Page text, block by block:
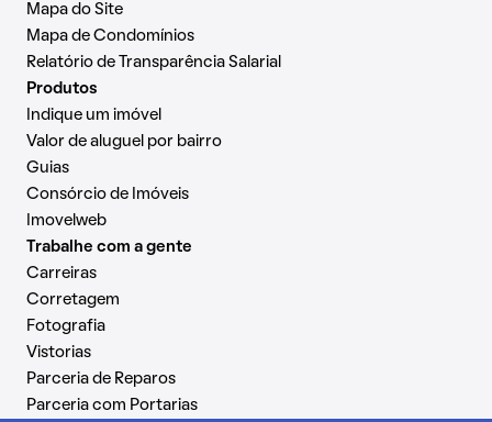
Mapa do Site
Mapa de Condomínios
Relatório de Transparência Salarial
Produtos
Indique um imóvel
Valor de aluguel por bairro
Guias
Consórcio de Imóveis
Imovelweb
Trabalhe com a gente
Carreiras
Corretagem
Fotografia
Vistorias
Parceria de Reparos
Parceria com Portarias